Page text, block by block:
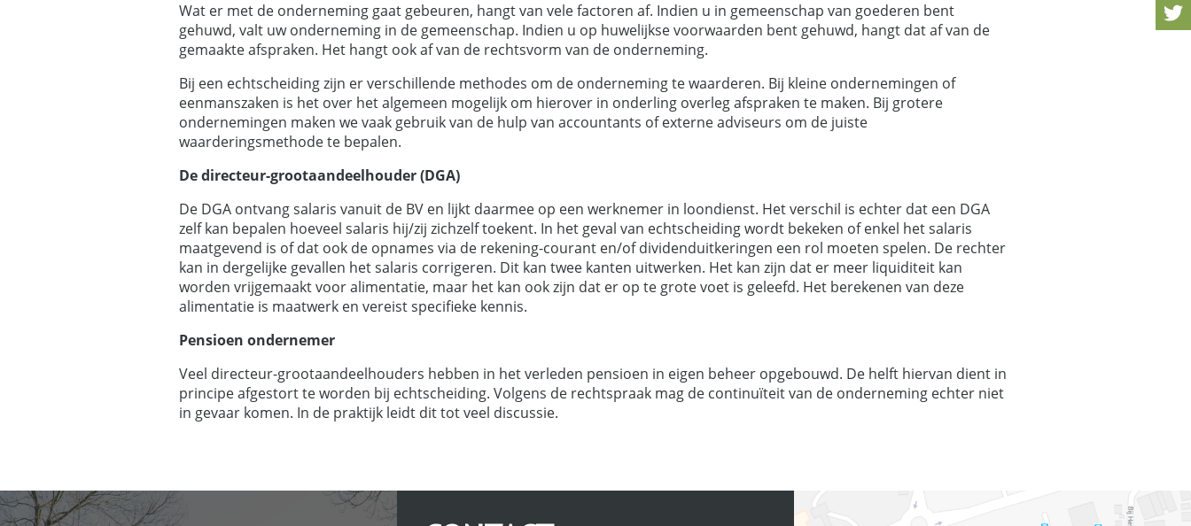
Wat er met de onderneming gaat gebeuren, hangt van vele factoren af. Indien u in gemeenschap van goederen bent
gehuwd, valt uw onderneming in de gemeenschap. Indien u op huwelijkse voorwaarden bent gehuwd, hangt dat af van de
gemaakte afspraken. Het hangt ook af van de rechtsvorm van de onderneming.
Bij een echtscheiding zijn er verschillende methodes om de onderneming te waarderen. Bij kleine ondernemingen of
eenmanszaken is het over het algemeen mogelijk om hierover in onderling overleg afspraken te maken. Bij grotere
ondernemingen maken we vaak gebruik van de hulp van accountants of externe adviseurs om de juiste
waarderingsmethode te bepalen.
De directeur-grootaandeelhouder (DGA)
De DGA ontvang salaris vanuit de BV en lijkt daarmee op een werknemer in loondienst. Het verschil is echter dat een DGA
zelf kan bepalen hoeveel salaris hij/zij zichzelf toekent. In het geval van echtscheiding wordt bekeken of enkel het salaris
maatgevend is of dat ook de opnames via de rekening-courant en/of dividenduitkeringen een rol moeten spelen. De rechter
kan in dergelijke gevallen het salaris corrigeren. Dit kan twee kanten uitwerken. Het kan zijn dat er meer liquiditeit kan
worden vrijgemaakt voor alimentatie, maar het kan ook zijn dat er op te grote voet is geleefd. Het berekenen van deze
alimentatie is maatwerk en vereist specifieke kennis.
Pensioen ondernemer
Veel directeur-grootaandeelhouders hebben in het verleden pensioen in eigen beheer opgebouwd. De helft hiervan dient in
principe afgestort te worden bij echtscheiding. Volgens de rechtspraak mag de continuïteit van de onderneming echter niet
in gevaar komen. In de praktijk leidt dit tot veel discussie.